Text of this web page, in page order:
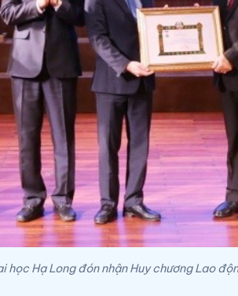
học Hạ Long đón nhận Huy chương Lao